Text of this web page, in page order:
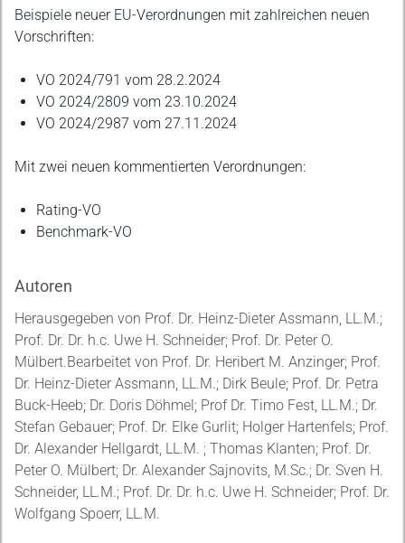
Beispiele neuer EU-Verordnungen mit zahlreichen neuen
Vorschriften:
VO 2024/791 vom 28.2.2024
VO 2024/2809 vom 23.10.2024
VO 2024/2987 vom 27.11.2024
Mit zwei neuen kommentierten Verordnungen:
Rating-VO
Benchmark-VO
Autoren
Herausgegeben von Prof. Dr. Heinz-Dieter Assmann, LL.M.;
Prof. Dr. Dr. h.c. Uwe H. Schneider; Prof. Dr. Peter O.
Mülbert.Bearbeitet von Prof. Dr. Heribert M. Anzinger; Prof.
Dr. Heinz-Dieter Assmann, LL.M.; Dirk Beule; Prof. Dr. Petra
Buck-Heeb; Dr. Doris Döhmel; Prof Dr. Timo Fest, LL.M.; Dr.
Stefan Gebauer; Prof. Dr. Elke Gurlit; Holger Hartenfels; Prof.
Dr. Alexander Hellgardt, LL.M. ; Thomas Klanten; Prof. Dr.
Peter O. Mülbert; Dr. Alexander Sajnovits, M.Sc.; Dr. Sven H.
Schneider, LL.M.; Prof. Dr. Dr. h.c. Uwe H. Schneider; Prof. Dr.
Wolfgang Spoerr, LL.M.